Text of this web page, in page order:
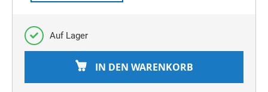
Auf Lager
IN DEN WARENKORB